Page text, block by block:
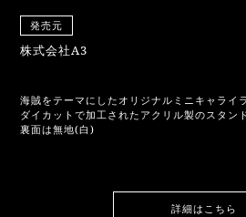
発売元
株式会社A3
海賊をテーマにしたオリジナルミニキャライ
ダイカットで加工されたアクリル製のスタン
裏面は無地(白)
詳細はこちら